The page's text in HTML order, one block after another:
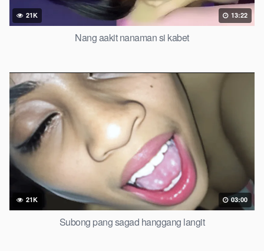
21K 13:22
Nang aakit nanaman si kabet
21K 03:00
Subong pang sagad hanggang langit